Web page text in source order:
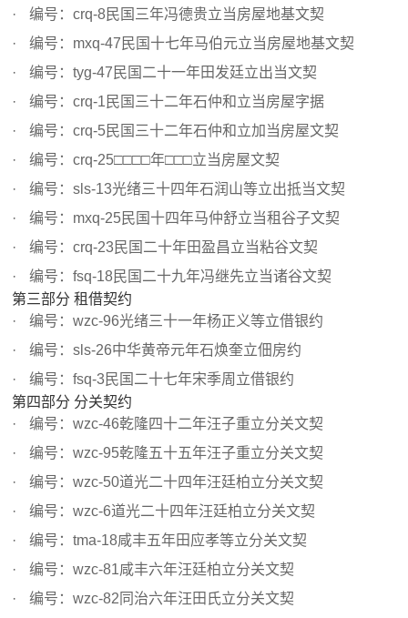
编号：crq-8民国三年冯德贵立当房屋地基文契
编号：mxq-47民国十七年马伯元立当房屋地基文契
编号：tyg-47民国二十一年田发廷立出当文契
编号：crq-1民国三十二年石仲和立当房屋字据
编号：crq-5民国三十二年石仲和立加当房屋文契
编号：crq-25□□□□年□□□立当房屋文契
编号：sls-13光绪三十四年石润山等立出抵当文契
编号：mxq-25民国十四年马仲舒立当租谷子文契
编号：crq-23民国二十年田盈昌立当粘谷文契
编号：fsq-18民国二十九年冯继先立当诸谷文契
第三部分 租借契约
编号：wzc-96光绪三十一年杨正义等立借银约
编号：sls-26中华黄帝元年石焕奎立佃房约
编号：fsq-3民国二十七年宋季周立借银约
第四部分 分关契约
编号：wzc-46乾隆四十二年汪子重立分关文契
编号：wzc-95乾隆五十五年汪子重立分关文契
编号：wzc-50道光二十四年汪廷柏立分关文契
编号：wzc-6道光二十四年汪廷柏立分关文契
编号：tma-18咸丰五年田应孝等立分关文契
编号：wzc-81咸丰六年汪廷柏立分关文契
编号：wzc-82同治六年汪田氏立分关文契